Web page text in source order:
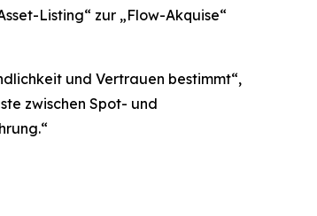
Listing“ zur „Flow-Akquise“
und Vertrauen bestimmt“,
zwischen Spot- und